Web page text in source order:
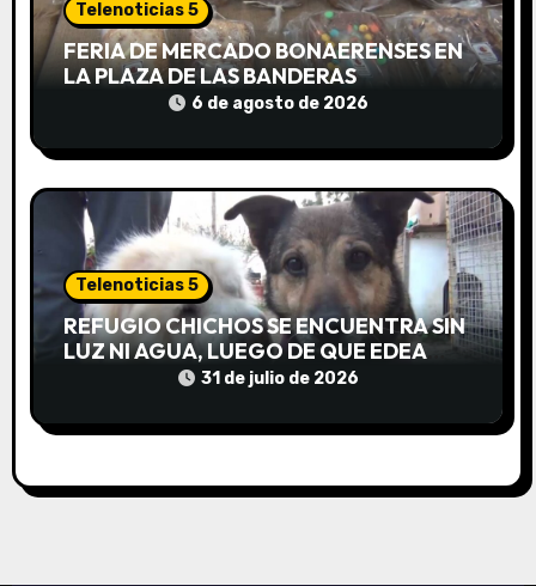
d
a
Telenoticias 5
FERIA DE MERCADO BONAERENSES EN
LA PLAZA DE LAS BANDERAS
6 de agosto de 2026
Telenoticias 5
REFUGIO CHICHOS SE ENCUENTRA SIN
LUZ NI AGUA, LUEGO DE QUE EDEA
CORTARA EL SUMINISTRO SIN AVISO
31 de julio de 2026